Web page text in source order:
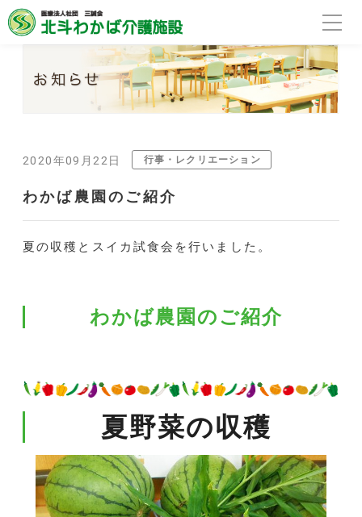
2020年09月22日 行事・レクリエーション
わかば農園のご紹介
夏の収穫とスイカ試食会を行いました。
わかば農園のご紹介
夏野菜の収穫